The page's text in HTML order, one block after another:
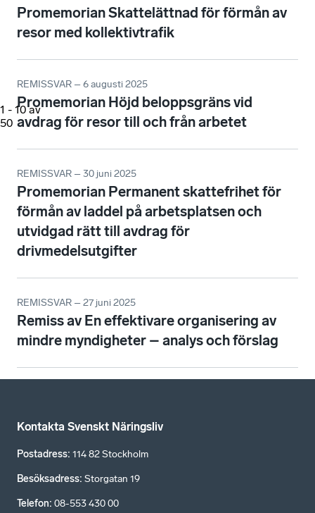
1 - 10 av
50
Promemorian Skattelättnad för förmån av
resor med kollektivtrafik
REMISSVAR – 6 augusti 2025
Promemorian Höjd beloppsgräns vid
avdrag för resor till och från arbetet
REMISSVAR – 30 juni 2025
Promemorian Permanent skattefrihet för
förmån av laddel på arbetsplatsen och
utvidgad rätt till avdrag för
drivmedelsutgifter
REMISSVAR – 27 juni 2025
Remiss av En effektivare organisering av
mindre myndigheter – analys och förslag
Kontakta Svenskt Näringsliv
Postadress: 114 82 Stockholm
Besöksadress: Storgatan 19
Telefon: 08-553 430 00